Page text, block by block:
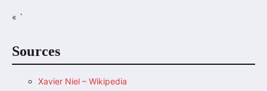
« `
Sources
Xavier Niel – Wikipedia